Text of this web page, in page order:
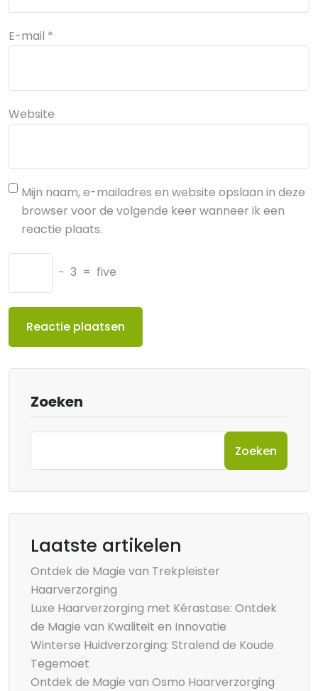
E-mail *
Website
Mijn naam, e-mailadres en website opslaan in deze
browser voor de volgende keer wanneer ik een
reactie plaats.
− 3 = five
Zoeken
Zoeken
Laatste artikelen
Ontdek de Magie van Trekpleister
Haarverzorging
Luxe Haarverzorging met Kérastase: Ontdek
de Magie van Kwaliteit en Innovatie
Winterse Huidverzorging: Stralend de Koude
Tegemoet
Ontdek de Magie van Osmo Haarverzorging